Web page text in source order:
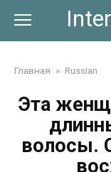
content
Главная » Russian
Эта
волосы.